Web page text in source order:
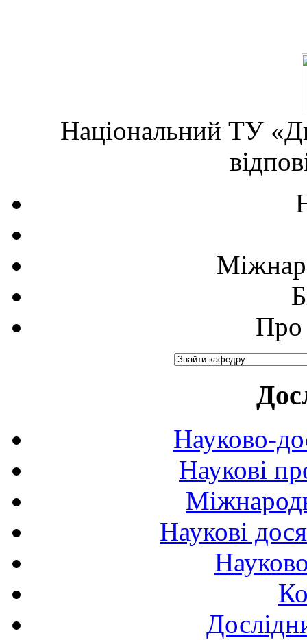
Національний ТУ
Про
Науково-
Наукові
Наукові